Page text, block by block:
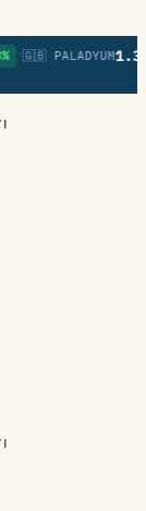
• 🇬🇧 PALADYUM1.379